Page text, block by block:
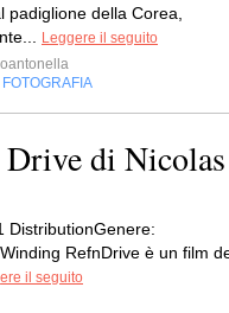
padiglione della Corea,
Leggere il seguito
FOTOGRAFIA
Drive di Nicolas
DistributionGenere:
RefnDrive è un film
il seguito